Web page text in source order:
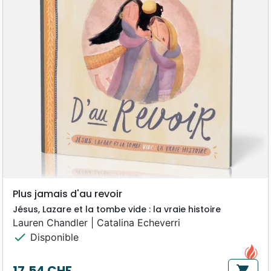
Plus jamais d'au revoir
Jésus, Lazare et la tombe vide : la vraie histoire
Lauren Chandler | Catalina Echeverri
check Disponible